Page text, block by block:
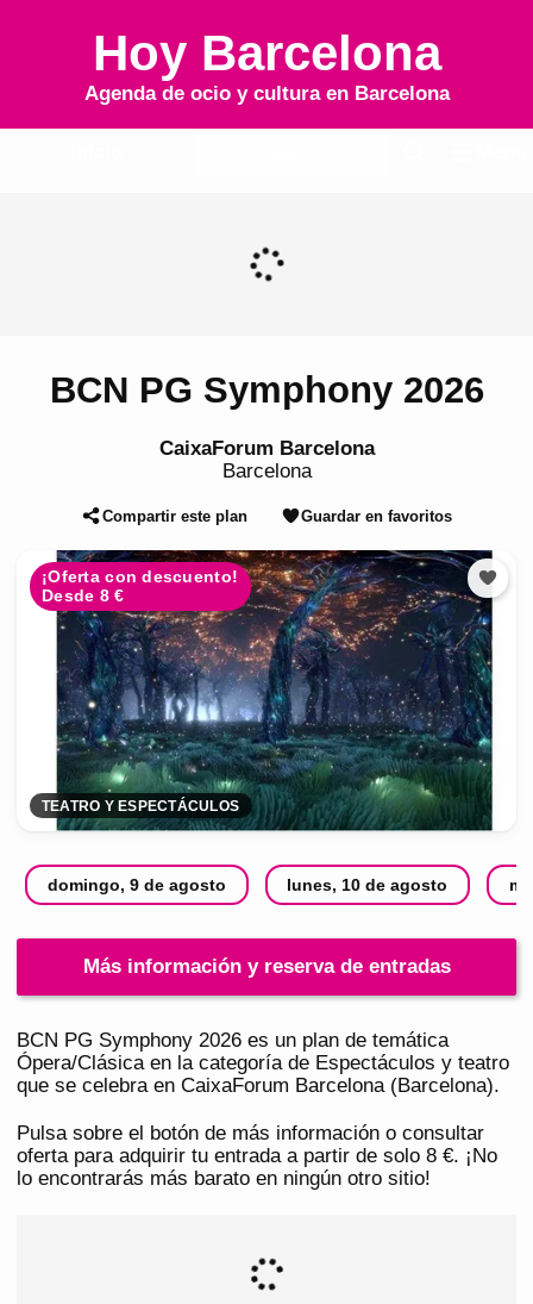
Hoy Barcelona
Agenda de ocio y cultura en Barcelona
BCN PG Symphony 2026
CaixaForum Barcelona
Barcelona
Compartir este plan Guardar en favoritos
¡Oferta con descuento!
Desde 8 €
TEATRO Y ESPECTÁCULOS
domingo, 9 de agosto lunes, 10 de agosto
Más información y reserva de entradas
BCN PG Symphony 2026 es un plan de temática
Ópera/Clásica en la categoría de Espectáculos y teatro
que se celebra en CaixaForum Barcelona (Barcelona).
Pulsa sobre el botón de más información o consultar
oferta para adquirir tu entrada a partir de solo 8 €. ¡No
lo encontrarás más barato en ningún otro sitio!